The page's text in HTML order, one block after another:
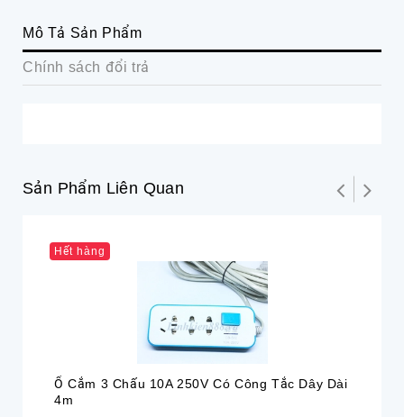
Mô Tả Sản Phẩm
Chính sách đổi trả
Sản Phẩm Liên Quan
Hết hàng
Ổ Cắm 3 Chấu 10A 250V Có Công Tắc Dây Dài
4m